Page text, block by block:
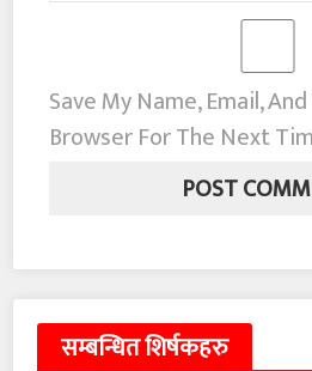
Save My Name, Email,
Browser For The Next
सम्बन्धित शिर्षकहरु